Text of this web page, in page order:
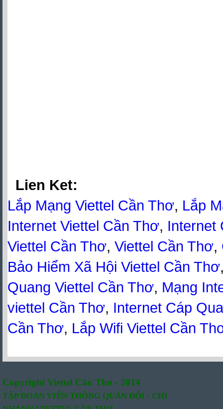
Lien Ket:
Lắp Mạng Viettel Cần Thơ, Lắp
Internet Viettel Cần Thơ, Internet
Viettel Cần Thơ, Viettel Cần Thơ,
Bảo Hiểm Xã Hội Viettel Cần Thơ
Quang Viettel Cần Thơ, Mạng
viettel Cần Thơ, Internet Cáp
Cần Thơ, Lắp Wifi Viettel Cần
Copyright Viettel Cần Thơ - 2014
TẬP ĐOÀN VIỄN THÔNG QUÂN ĐỘI - CHI